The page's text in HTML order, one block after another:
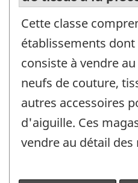
Cette classe
établissements
consiste à vendre
neufs de couture,
autres accessoires
d'aiguille. Ces
vendre au détail